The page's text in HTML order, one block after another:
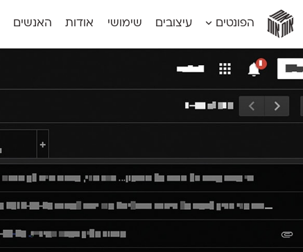
אותאות
אותאות
אות
אות
הפונטים עיצובים שימושי אודות האנשים
אטלס
אלמוני
אלמוני צר
בר־לב
נוילנד